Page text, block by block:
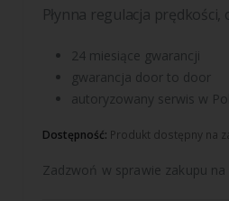
Płynna regulacja
24 miesiące gwarancji
gwarancja door to door
autoryzowany serwis w
Dostępność: Produkt dostępny na
Zadzwoń w sprawie zakupu na